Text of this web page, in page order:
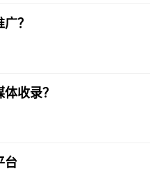
？
收录？
台